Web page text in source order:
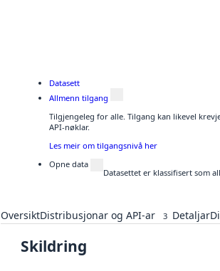
Datasett
Allmenn tilgang
Tilgjengeleg for alle. Tilgang kan likevel
API-nøklar.
Les meir om tilgangsnivå her
Opne data
Datasettet er klassifisert som
OversiktDistribusjonar og API-ar 3 Detaljar
Skildring